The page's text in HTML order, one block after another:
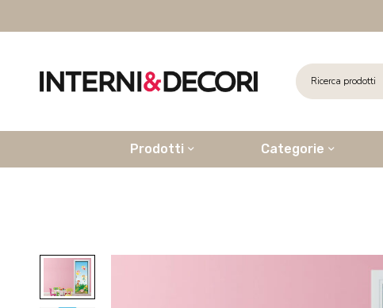
Prodotti Categorie